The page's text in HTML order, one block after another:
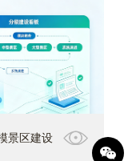
景区建设